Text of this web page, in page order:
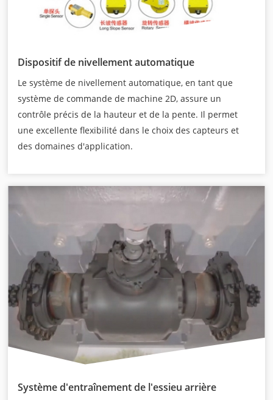
Dispositif de nivellement automatique
Le système de nivellement automatique, en tant que
système de commande de machine 2D, assure un
contrôle précis de la hauteur et de la pente. Il permet
une excellente flexibilité dans le choix des capteurs et
des domaines d'application.
Système d'entraînement de l'essieu arrière